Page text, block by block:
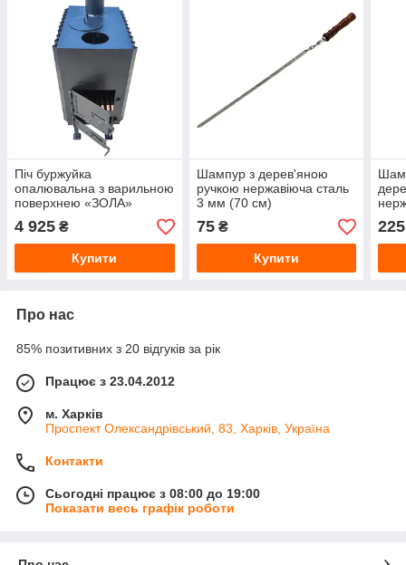
Піч буржуйка
опалювальна з варильною
поверхнею «ЗОЛА»
4 925 ₴
Купити
Шампур з дерев'яною
ручкою нержавіюча сталь
3 мм (70 см)
75₴
Купити
225
Про нас
85% позитивних з 20 відгуків за рік
Працює з 23.04.2012
м. Харків
Проспект Олександрівський, 83, Харків, Україна
Контакти
Сьогодні працює з 08:00 до 19:00
Показати весь графік роботи